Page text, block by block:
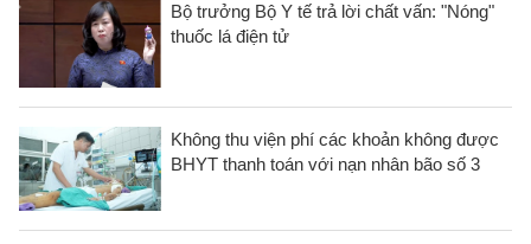
Bộ trưởng Bộ Y tế trả lời chất vấn: "Nóng"
thuốc lá điện tử
Không thu viện phí các khoản không được
BHYT thanh toán với nạn nhân bão số 3